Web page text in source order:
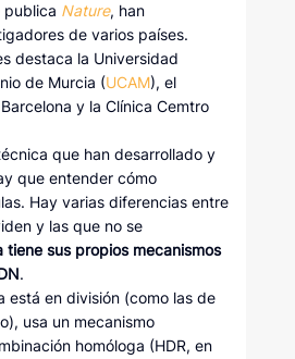
publica Nature, han
de varios países.
destaca la Universidad
de Murcia (UCAM), el
y la Clínica Cemtro
que han desarrollado y
que entender cómo
Hay varias diferencias entre
y las que no se
tiene sus propios mecanismos
.
está en división (como las de
usa un mecanismo
homóloga (HDR, en